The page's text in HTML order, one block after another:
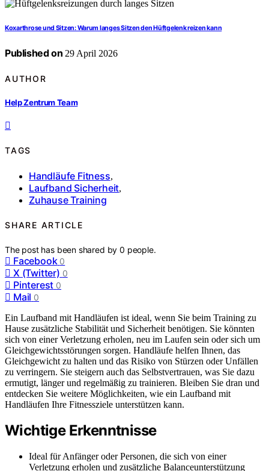
Koxarthrose und Sitzen: Warum langes Sitzen den Hüftgelenk reizen kann
Published on 29 April 2026
AUTHOR
Help Zentrum Team
TAGS
Handläufe Fitness,
Laufband Sicherheit,
Zuhause Training
SHARE ARTICLE
The post has been shared by0 people.
Facebook 0
X (Twitter) 0
Pinterest 0
Mail 0
Ein Laufband mit Handläufen ist ideal, wenn Sie beim Training zu
Hause zusätzliche Stabilität und Sicherheit benötigen. Sie könnten
sich von einer Verletzung erholen, neu im Laufen sein oder sich um
Gleichgewichtsstörungen sorgen. Handläufe helfen Ihnen, das
Gleichgewicht zu halten und das Risiko von Stürzen oder Unfällen
zu verringern. Sie steigern auch das Selbstvertrauen, was Sie dazu
ermutigt, länger und regelmäßig zu trainieren. Bleiben Sie dran und
entdecken Sie weitere Möglichkeiten, wie ein Laufband mit
Handläufen Ihre Fitnessziele unterstützen kann.
Wichtige Erkenntnisse
Ideal für Anfänger oder Personen, die sich von einer
Verletzung erholen und zusätzliche Balanceunterstützung